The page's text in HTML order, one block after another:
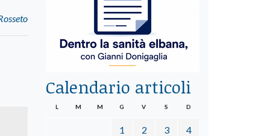
Calendario articoli
L M M G V S D
1 2 3 4